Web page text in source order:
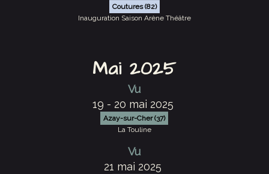
Coutures (82)
Inauguration Saison Arène Théâtre
Mai 2025
Vu
19 - 20 mai 2025
Azay-sur-Cher (37)
La Touline
Vu
21 mai 2025